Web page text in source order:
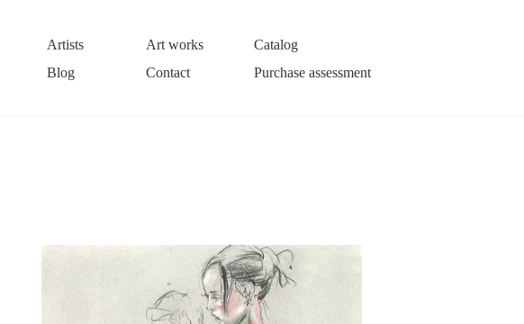
Artists Art works
Catalog
Blog
Contact Purchase assessment